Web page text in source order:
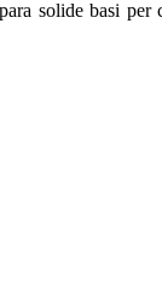
solide basi